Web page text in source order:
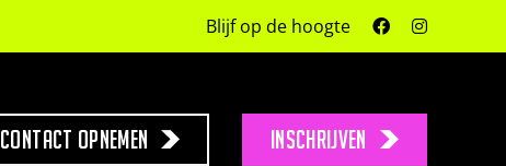
Blijf op de hoogte
Contact opnemen INSCHRIJVEN